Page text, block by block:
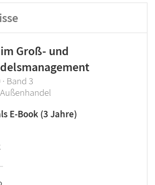
Groß- und
Band 3
E-Book (3 Jahre)